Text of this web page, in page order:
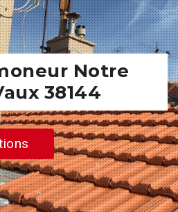
Notre
38144